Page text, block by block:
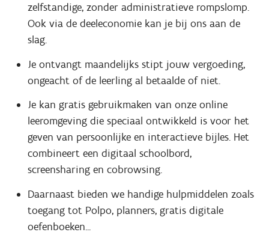
zelfstandige, zonder administratieve rompslomp.
Ook via de deeleconomie kan je bij ons aan de
slag.
Je ontvangt maandelijks stipt jouw vergoeding,
ongeacht of de leerling al betaalde of niet.
Je kan gratis gebruikmaken van onze online
leeromgeving die speciaal ontwikkeld is voor het
geven van persoonlijke en interactieve bijles. Het
combineert een digitaal schoolbord,
screensharing en cobrowsing.
Daarnaast bieden we handige hulpmiddelen zoals
toegang tot Polpo, planners, gratis digitale
oefenboeken...